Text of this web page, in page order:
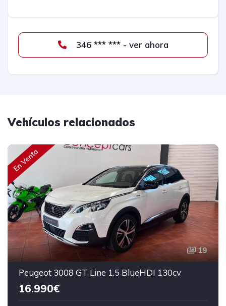
346 *** *** - ver ahora
Vehículos relacionados
En Venta
19
Peugeot 3008 GT Line 1.5 BlueHDI 130cv
16.990€